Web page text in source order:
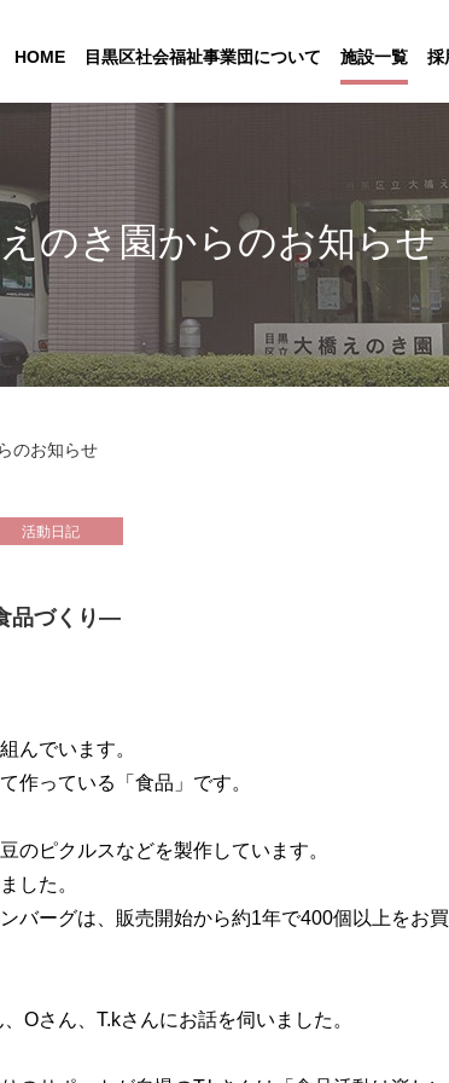
HOME 目黒区社会福祉事業団について 施設一覧 採
のき園からのお知らせ
のお知らせ
活動日記
品づくり―
んでいます。
作っている「食品」です。
のピクルスなどを製作しています。
した。
バーグは、販売開始から約1年で400個以上をお買
Oさん、T.kさんにお話を伺いました。